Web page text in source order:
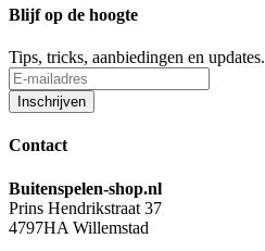
Blijf op de hoogte
Tips, tricks, aanbiedingen en updates.
Contact
Buitenspelen-shop.nl
Prins Hendrikstraat 37
4797HA Willemstad